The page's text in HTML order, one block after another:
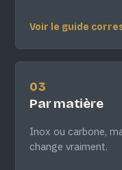
Voir le guide
03
Par matière
Inox ou carbone,
change vraiment.